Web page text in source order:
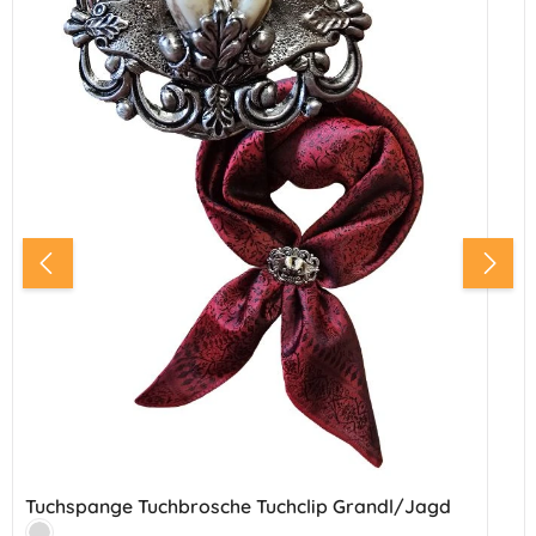
Tuchspange Tuchbrosche Tuchclip Grandl/Jagd
Farbe: